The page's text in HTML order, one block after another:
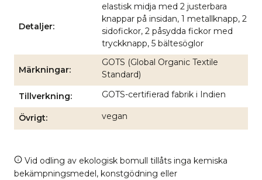
Detaljer
elastisk midja med 2 justerbara
knappar på insidan, 1 metallknapp, 2
sidofickor, 2 påsydda fickor med
tryckknapp, 5 bältesöglor
Märkningar
GOTS (Global Organic Textile
Standard)
Tillverkning GOTS-certifierad fabrik i Indien
Övrigt vegan
Vid odling av ekologisk bomull tillåts inga kemiska
bekämpningsmedel, konstgödning eller